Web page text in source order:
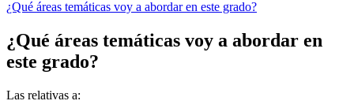
¿Qué áreas temáticas voy a abordar en este grado?
¿Qué áreas temáticas voy a abordar en
este grado?
Las relativas a: